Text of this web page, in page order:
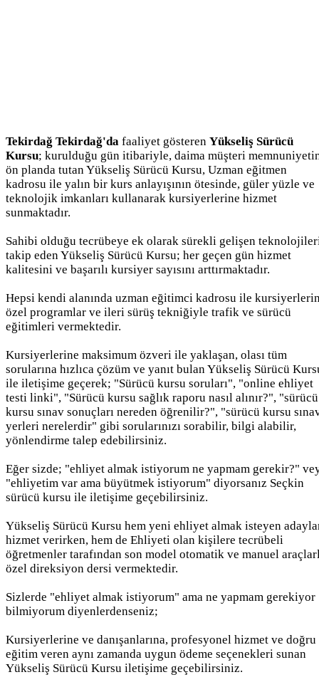
Tekirdağ Tekirdağ'da faaliyet gösteren Yükseliş Sürücü
Kursu; kurulduğu gün itibariyle, daima müşteri
ön planda tutan Yükseliş Sürücü Kursu, Uzman eğitmen
kadrosu ile yalın bir kurs anlayışının ötesinde, güler yüzle ve
teknolojik imkanları kullanarak kursiyerlerine hizmet
sunmaktadır.
Sahibi olduğu tecrübeye ek olarak sürekli gelişen
takip eden Yükseliş Sürücü Kursu; her geçen gün hizmet
kalitesini ve başarılı kursiyer sayısını arttırmaktadır.
Hepsi kendi alanında uzman eğitimci kadrosu ile
özel programlar ve ileri sürüş tekniğiyle trafik ve sürücü
eğitimleri vermektedir.
Kursiyerlerine maksimum özveri ile yaklaşan, olası tüm
sorularına hızlıca çözüm ve yanıt bulan Yükseliş Sürücü
ile iletişime geçerek; "Sürücü kursu soruları", "online ehliyet
testi linki", "Sürücü kursu sağlık raporu nasıl alınır?", "sürücü
kursu sınav sonuçları nereden öğrenilir?", "sürücü kursu
yerleri nerelerdir" gibi sorularınızı sorabilir, bilgi alabilir,
yönlendirme talep edebilirsiniz.
Eğer sizde; "ehliyet almak istiyorum ne yapmam gerekir?"
"ehliyetim var ama büyütmek istiyorum" diyorsanız Seçkin
sürücü kursu ile iletişime geçebilirsiniz.
Yükseliş Sürücü Kursu hem yeni ehliyet almak isteyen
hizmet verirken, hem de Ehliyeti olan kişilere tecrübeli
öğretmenler tarafından son model otomatik ve manuel
özel direksiyon dersi vermektedir.
Sizlerde "ehliyet almak istiyorum" ama ne yapmam gerekiyor
bilmiyorum diyenlerdenseniz;
Kursiyerlerine ve danışanlarına, profesyonel hizmet ve doğru
eğitim veren aynı zamanda uygun ödeme seçenekleri sunan
Yükseliş Sürücü Kursu iletişime geçebilirsiniz.